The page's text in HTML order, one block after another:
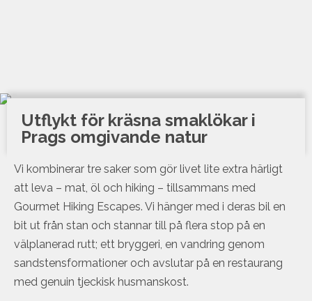
Utflykt för kräsna smaklökar i
Prags omgivande natur
Vi kombinerar tre saker som gör livet lite extra härligt
att leva – mat, öl och hiking – tillsammans med
Gourmet Hiking Escapes. Vi hänger med i deras bil en
bit ut från stan och stannar till på flera stop på en
välplanerad rutt; ett bryggeri, en vandring genom
sandstensformationer och avslutar på en restaurang
med genuin tjeckisk husmanskost.